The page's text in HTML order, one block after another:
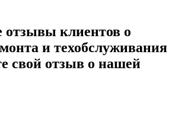
отзывы клиентов о
и техобслуживания
свой отзыв о нашей